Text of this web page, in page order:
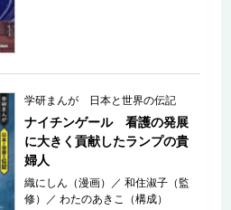
学研まんが 日本と世界の伝記
ナイチンゲール 看護の発展
に大きく貢献したランプの貴
婦人
織にしん（漫画） ／和住淑子（監
修）
／ わたのあきこ（構成）